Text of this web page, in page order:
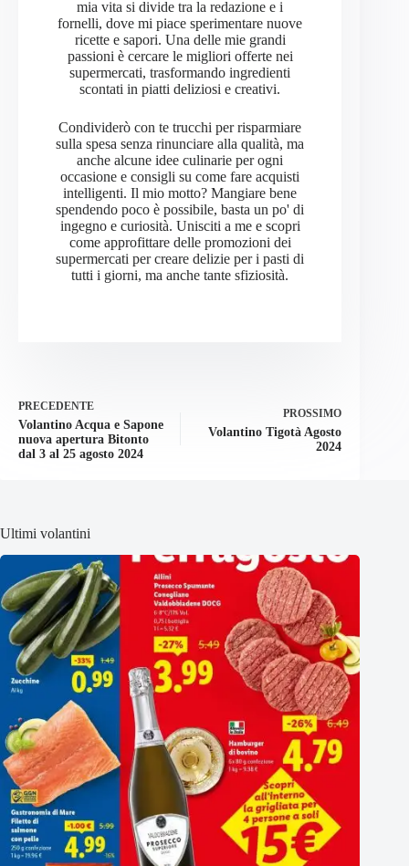
mia vita si divide tra la redazione e i
fornelli, dove mi piace sperimentare nuove
ricette e sapori. Una delle mie grandi
passioni è cercare le migliori offerte nei
supermercati, trasformando ingredienti
scontati in piatti deliziosi e creativi.
Condividerò con te trucchi per risparmiare
sulla spesa senza rinunciare alla qualità, ma
anche alcune idee culinarie per ogni
occasione e consigli su come fare acquisti
intelligenti. Il mio motto? Mangiare bene
spendendo poco è possibile, basta un po' di
ingegno e curiosità. Unisciti a me e scopri
come approfittare delle promozioni dei
supermercati per creare delizie per i pasti di
tutti i giorni, ma anche tante sfiziosità.
PRECEDENTE
Volantino Acqua e Sapone
nuova apertura Bitonto
dal 3 al 25 agosto 2024
PROSSIMO
Volantino Tigotà Agosto
2024
Ultimi volantini